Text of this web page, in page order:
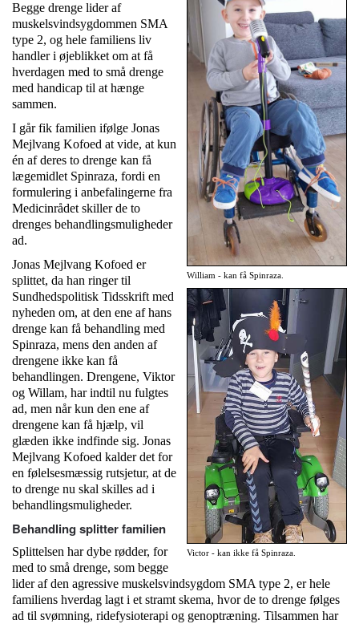
William - kan få Spinraza.
Victor - kan ikke få Spinraza.
Begge drenge lider af
muskelsvindsygdommen SMA
type 2, og hele familiens liv
handler i øjeblikket om at få
hverdagen med to små drenge
med handicap til at hænge
sammen.
I går fik familien ifølge Jonas
Mejlvang Kofoed at vide, at kun
én af deres to drenge kan få
lægemidlet Spinraza, fordi en
formulering i anbefalingerne fra
Medicinrådet skiller de to
drenges behandlingsmuligheder
ad.
Jonas Mejlvang Kofoed er
splittet, da han ringer til
Sundhedspolitisk Tidsskrift med
nyheden om, at den ene af hans
drenge kan få behandling med
Spinraza, mens den anden af
drengene ikke kan få
behandlingen. Drengene, Viktor
og Willam, har indtil nu fulgtes
ad, men når kun den ene af
drengene kan få hjælp, vil
glæden ikke indfinde sig. Jonas
Mejlvang Kofoed kalder det for
en følelsesmæssig rutsjetur, at de
to drenge nu skal skilles ad i
behandlingsmuligheder.
Behandling splitter familien
Splittelsen har dybe rødder, for
med to små drenge, som begge
lider af den agressive muskelsvindsygdom SMA type 2, er hele
familiens hverdag lagt i et stramt skema, hvor de to drenge følges
ad til svømning, ridefysioterapi og genoptræning. Tilsammen har